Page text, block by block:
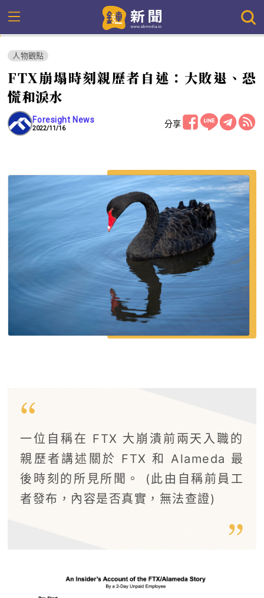
人物觀點
FTX崩塌時刻親歷者自述：大敗退、恐
慌和淚水
Foresight News
2022/11/16 分享
一位自稱在 FTX 大崩潰前兩天入職的
親歷者講述關於 FTX 和 Alameda 最
後時刻的所見所聞。 (此由自稱前員工
者發布，內容是否真實，無法查證)